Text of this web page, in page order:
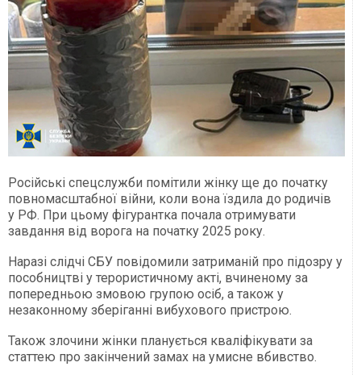
Російські спецслужби помітили жінку ще до початку
повномасштабної війни, коли вона їздила до родичів
у РФ. При цьому фігурантка почала отримувати
завдання від ворога на початку 2025 року.
Наразі слідчі СБУ повідомили затриманій про підозру у
пособництві у терористичному акті, вчиненому за
попередньою змовою групою осіб, а також у
незаконному зберіганні вибухового пристрою.
Також злочини жінки планується кваліфікувати за
статтею про закінчений замах на умисне вбивство.